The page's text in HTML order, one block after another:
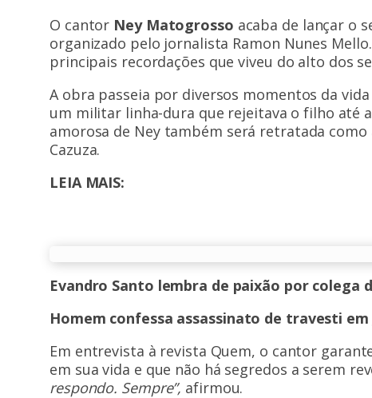
O cantor Ney Matogrosso acaba de lançar o
organizado pelo jornalista Ramon Nunes
principais recordações que viveu do alto dos
A obra passeia por diversos momentos da
um militar linha-dura que rejeitava o filho até
amorosa de Ney também será retratada
Cazuza.
LEIA MAIS:
Evandro Santo lembra de paixão por colega
Homem confessa assassinato de travesti
Em entrevista à revista Quem, o cantor
em sua vida e que não há segredos a serem
respondo. Sempre”, afirmou.